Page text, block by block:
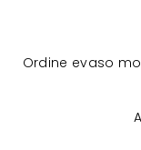
Ordine evaso